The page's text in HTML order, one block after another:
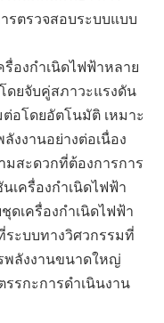
รตรวจสอบระบบแบบ
องกำเนิดไฟฟ้าหลาย
ดยจับคู่สภาวะแรงดัน
อโดยอัตโนมัติ เหมาะ
งงานอย่างต่อเนื่อง
มสะดวกที่ต้องการการ
เครื่องกำเนิดไฟฟ้า
เครื่องกำเนิดไฟฟ้า
ระบบทางวิศวกรรมที่
พลังงานขนาดใหญ่
รกะการดำเนินงาน